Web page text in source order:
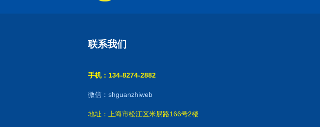
联系我们
手机：134-8274-2882
微信：shguanzhiweb
地址：上海市松江区米易路166号2楼